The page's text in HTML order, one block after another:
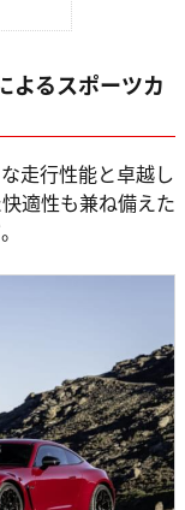
よるスポーツカ
走行性能と卓越し
適性も兼ね備えた